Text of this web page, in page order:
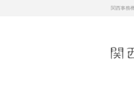
関西事務